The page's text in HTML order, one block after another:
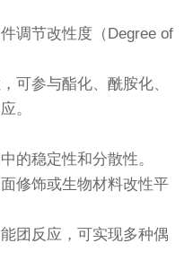
调节改性度（Degree of
可参与酯化、酰胺化、
。
的稳定性和分散性。
修饰或生物材料改性平
团反应，可实现多种偶